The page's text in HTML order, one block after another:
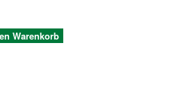
Warenkorb